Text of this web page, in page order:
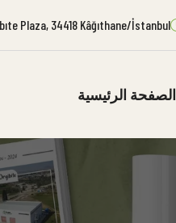
Plaza, 34418 Kâğıthane/İstanbul
الصفحة الرئيسية